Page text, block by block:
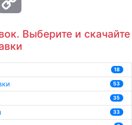
Выберите и скачайте
18
53
35
33